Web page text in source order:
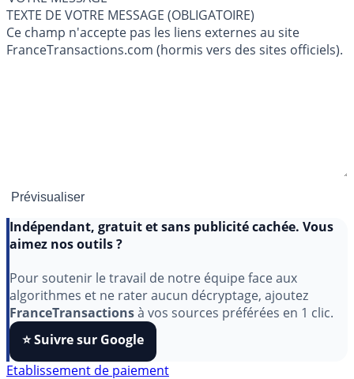
TEXTE DE VOTRE MESSAGE (OBLIGATOIRE)
Ce champ n'accepte pas les liens externes au site
FranceTransactions.com (hormis vers des sites officiels).
aimez nos outils ?
Pour soutenir le travail de notre équipe face aux
algorithmes et ne rater aucun décryptage, ajoutez
FranceTransactionsà vos sources préférées en 1 clic.
⭐️ Suivre sur Google